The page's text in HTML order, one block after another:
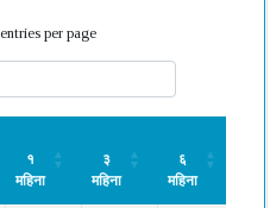
entries per page
१
महिना
३
महिना
६
महिना